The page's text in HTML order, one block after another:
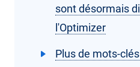
sont désormais
l'Optimizer
Plus de mots-